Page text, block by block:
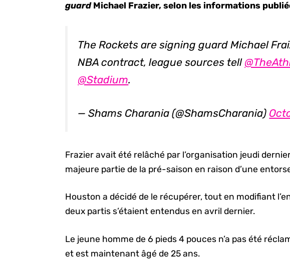
guardMichael Frazier, selon les informations
The Rockets are signing guard Michael
NBA contract, league sources tell
@Stadium.
— Shams Charania (@ShamsCharania)
Frazier avait été relâché par l’organisation jeudi
majeure partie de la pré-saison en raison d’une
Houston a décidé de le récupérer, tout en modifiant
deux partis s’étaient entendus en avril dernier.
Le jeune homme de 6 pieds 4 pouces n’a pas été
et est maintenant âgé de 25 ans.